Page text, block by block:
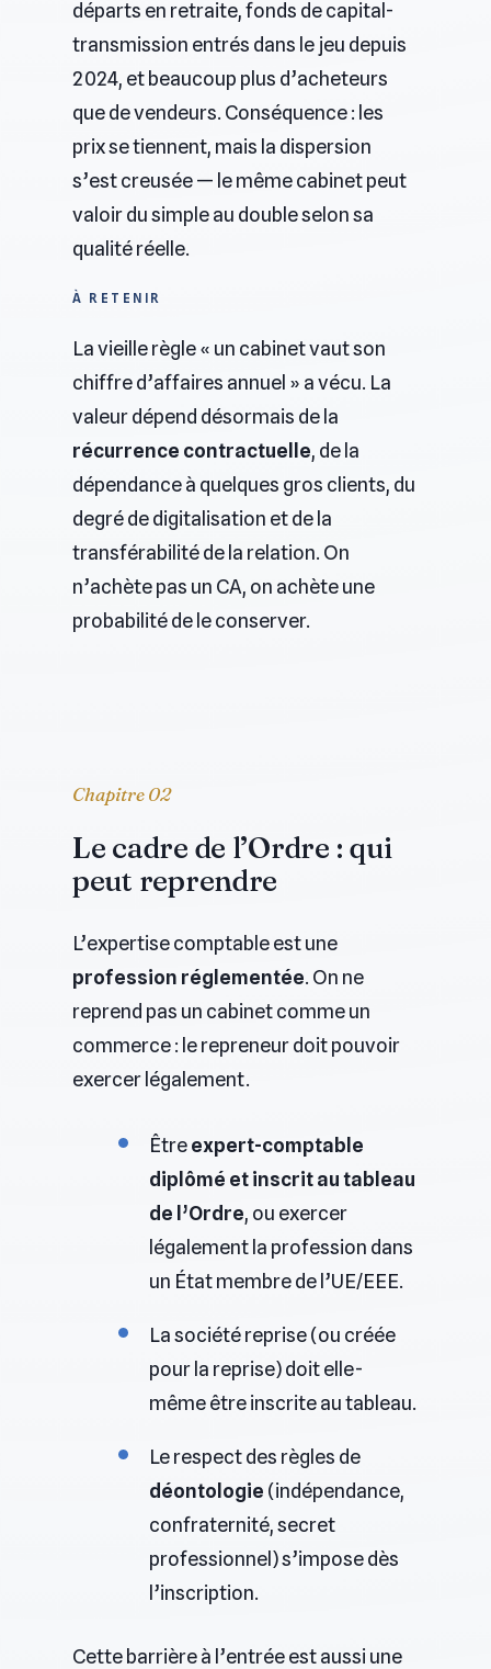
départs en retraite, fonds de capital-
transmission entrés dans le jeu depuis
2024, et beaucoup plus d’acheteurs
que de vendeurs. Conséquence : les
prix se tiennent, mais la dispersion
s’est creusée — le même cabinet peut
valoir du simple au double selon sa
qualité réelle.
À RETENIR
La vieille règle « un cabinet vaut son
chiffre d’affaires annuel » a vécu. La
valeur dépend désormais de la
récurrence contractuelle, de la
dépendance à quelques gros clients, du
degré de digitalisation et de la
transférabilité de la relation. On
n’achète pas un CA, on achète une
probabilité de le conserver.
Chapitre 02
Le cadre de l’Ordre : qui
peut reprendre
L’expertise comptable est une
profession réglementée. On ne
reprend pas un cabinet comme un
commerce : le repreneur doit pouvoir
exercer légalement.
Êtreexpert-comptable
diplômé et inscrit au tableau
de l’Ordre, ou exercer
légalement la profession dans
un État membre de l’UE/EEE.
La société reprise (ou créée
pour la reprise) doit elle-
même être inscrite au tableau.
Le respect des règles de
déontologie (indépendance,
confraternité, secret
professionnel) s’impose dès
l’inscription.
Cette barrière à l’entrée est aussi une